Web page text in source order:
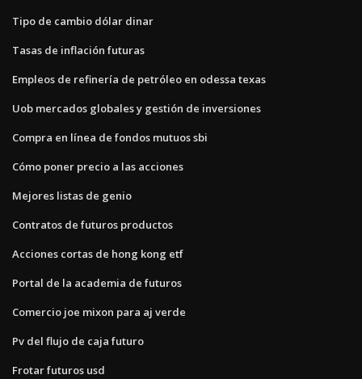
Tipo de cambio dólar dinar
Tasas de inflación futuras
Empleos de refinería de petróleo en odessa texas
Uob mercados globales y gestión de inversiones
Compra en línea de fondos mutuos sbi
Cómo poner precio a las acciones
Mejores listas de genio
Contratos de futuros productos
Acciones cortas de hong kong etf
Portal de la academia de futuros
Comercio joe mixon para aj verde
Pv del flujo de caja futuro
Frotar futuros usd